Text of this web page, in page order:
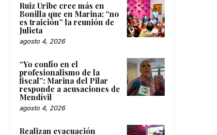
Ruiz Uribe cree más en
Bonilla que en Marina; “no
es traición” la reunión de
Julieta
agosto 4, 2026
“Yo confío en el
profesionalismo de la
fiscal”: Marina del Pilar
responde a acusaciones de
Mendívil
agosto 4, 2026
Realizan evacuación